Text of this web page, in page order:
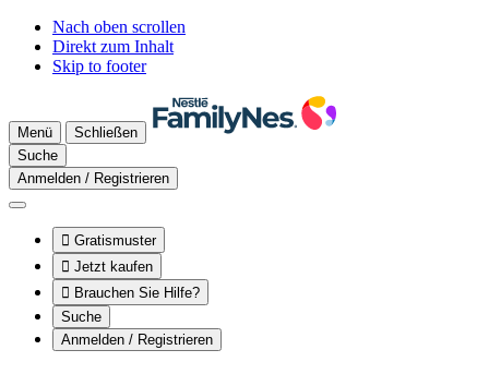
Nach oben scrollen
Direkt zum Inhalt
Skip to footer
Menü
Schließen
Suche
Anmelden / Registrieren
 Gratismuster
 Jetzt kaufen
 Brauchen Sie Hilfe?
Suche
Anmelden / Registrieren